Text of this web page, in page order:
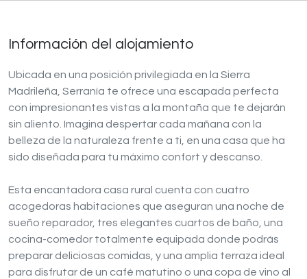
Información del alojamiento
Ubicada en una posición privilegiada en la Sierra
Madrileña, Serranía te ofrece una escapada perfecta
con impresionantes vistas a la montaña que te dejarán
sin aliento. Imagina despertar cada mañana con la
belleza de la naturaleza frente a ti, en una casa que ha
sido diseñada para tu máximo confort y descanso.
Esta encantadora casa rural cuenta con cuatro
acogedoras habitaciones que aseguran una noche de
sueño reparador, tres elegantes cuartos de baño, una
cocina-comedor totalmente equipada donde podrás
preparar deliciosas comidas, y una amplia terraza ideal
para disfrutar de un café matutino o una copa de vino al